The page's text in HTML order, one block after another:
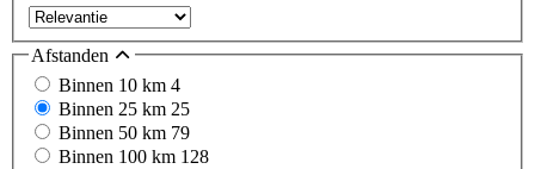
Afstanden
Binnen 10 km 4
Binnen 25 km 25
Binnen 50 km 79
Binnen 100 km 128